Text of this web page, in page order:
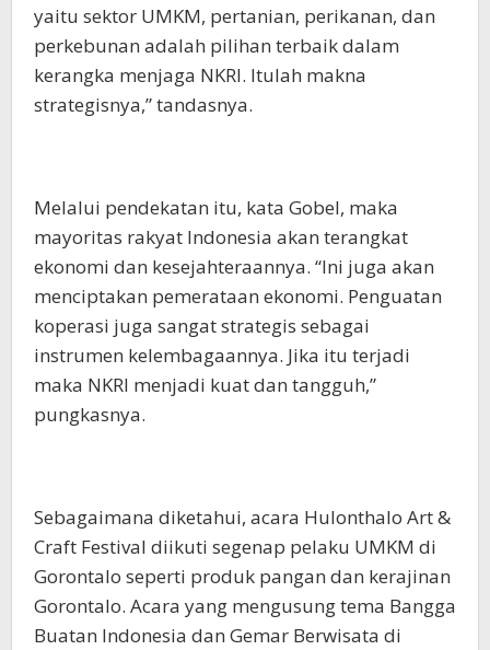
yaitu sektor UMKM, pertanian, perikanan, dan
perkebunan adalah pilihan terbaik dalam
kerangka menjaga NKRI. Itulah makna
strategisnya,” tandasnya.
Melalui pendekatan itu, kata Gobel, maka
mayoritas rakyat Indonesia akan terangkat
ekonomi dan kesejahteraannya. “Ini juga akan
menciptakan pemerataan ekonomi. Penguatan
koperasi juga sangat strategis sebagai
instrumen kelembagaannya. Jika itu terjadi
maka NKRI menjadi kuat dan tangguh,”
pungkasnya.
Sebagaimana diketahui, acara Hulonthalo Art &
Craft Festival diikuti segenap pelaku UMKM di
Gorontalo seperti produk pangan dan kerajinan
Gorontalo. Acara yang mengusung tema Bangga
Buatan Indonesia dan Gemar Berwisata di